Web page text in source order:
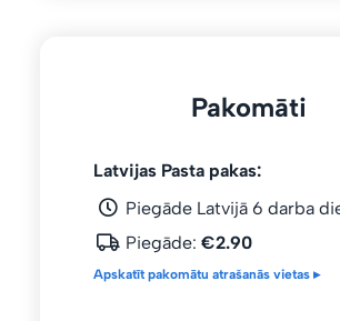
Pakomāti
Latvijas Pasta pakas:
Piegāde Latvijā 6 darba
Piegāde: €2.90
Apskatīt pakomātu atrašanās vietas ▸